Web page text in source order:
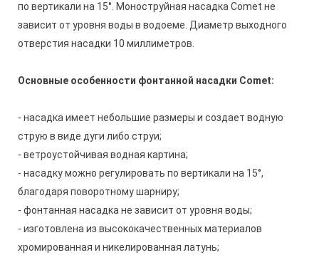
по вертикали на 15°. Моноструйная насадка Comet не
зависит от уровня воды в водоеме. Диаметр выходного
отверстия насадки 10 миллиметров.
Основные особенности фонтанной насадки Comet:
- насадка имеет небольшие размеры и создает водную
струю в виде дуги либо струи;
- ветроустойчивая водная картина;
- насадку можно регулировать по вертикали на 15°,
благодаря поворотному шарниру;
- фонтанная насадка не зависит от уровня воды;
- изготовлена из высококачественных материалов
хромированная и никелированная латунь;